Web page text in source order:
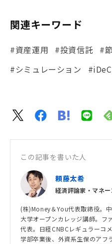
関連キーワード
#資産運用 #投資信託 #
#シミュレーション
この記事を書いた人
頼藤太希
経済評論家・マネ
(株)Money＆You代表取締役。
大学オープンカレッジ講師。フ
代表。日経CNBCレギュラーコ
学部卒業後、外資系生保のアフ